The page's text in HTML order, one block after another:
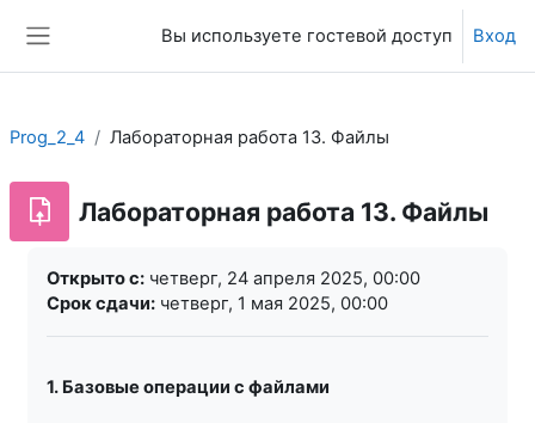
Вы используете гостевой доступ Вход
Prog_2_4 Лабораторная работа 13. Файлы
Лабораторная работа 13. Файлы
Открыто с: четверг, 24 апреля 2025, 00:00
Срок сдачи: четверг, 1 мая 2025, 00:00
1. Базовые операции с файлами